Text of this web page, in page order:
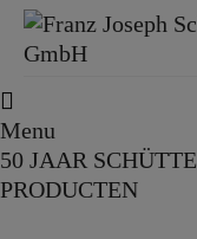
Menu
50 JAAR SCHÜTTE
PRODUCTEN